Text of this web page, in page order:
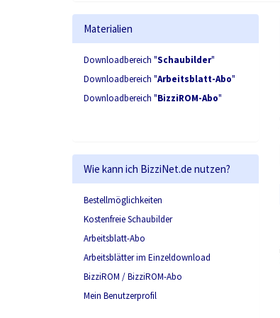
Materialien
Downloadbereich "Schaubilder"
Downloadbereich "Arbeitsblatt-Abo"
Downloadbereich "BizziROM-Abo"
Wie kann ich BizziNet.de nutzen?
Bestellmöglichkeiten
Kostenfreie Schaubilder
Arbeitsblatt-Abo
Arbeitsblätter im Einzeldownload
BizziROM / BizziROM-Abo
Mein Benutzerprofil